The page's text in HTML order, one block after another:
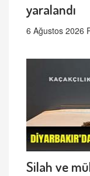
yaralandı
6 Ağustos 2026
Silah ve